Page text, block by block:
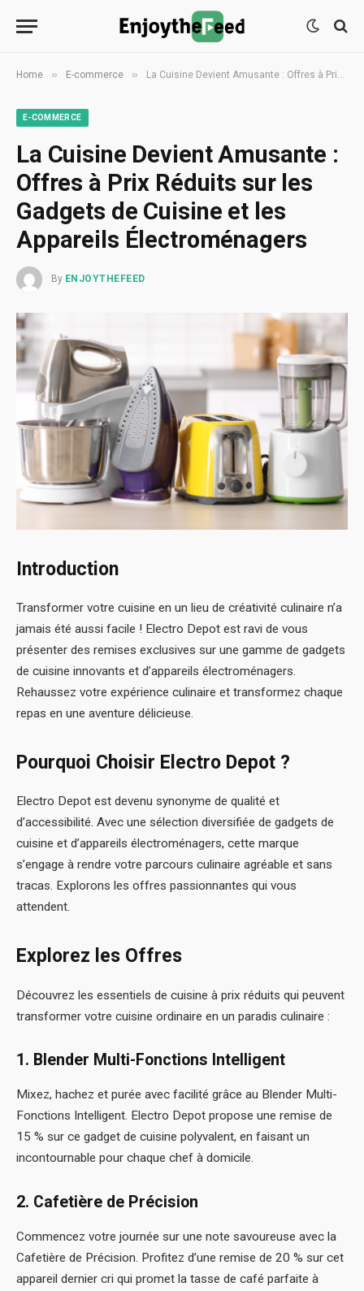
Home » E-commerce » La Cuisine Devient Amusante : Offres à Prix Réduits sur les Gadgets de Cuisine et les Appareils Électroménagers
E-COMMERCE
La Cuisine Devient Amusante :
Offres à Prix Réduits sur les
Gadgets de Cuisine et les
Appareils Électroménagers
By ENJOYTHEFEED
Introduction
Transformer votre cuisine en un lieu de créativité culinaire n’a
jamais été aussi facile ! Electro Depot est ravi de vous
présenter des remises exclusives sur une gamme de gadgets
de cuisine innovants et d’appareils électroménagers.
Rehaussez votre expérience culinaire et transformez chaque
repas en une aventure délicieuse.
Pourquoi Choisir Electro Depot ?
Electro Depot est devenu synonyme de qualité et
d’accessibilité. Avec une sélection diversifiée de gadgets de
cuisine et d’appareils électroménagers, cette marque
s’engage à rendre votre parcours culinaire agréable et sans
tracas. Explorons les offres passionnantes qui vous
attendent.
Explorez les Offres
Découvrez les essentiels de cuisine à prix réduits qui peuvent
transformer votre cuisine ordinaire en un paradis culinaire :
1. Blender Multi-Fonctions Intelligent
Mixez, hachez et purée avec facilité grâce au Blender Multi-
Fonctions Intelligent. Electro Depot propose une remise de
15 % sur ce gadget de cuisine polyvalent, en faisant un
incontournable pour chaque chef à domicile.
2. Cafetière de Précision
Commencez votre journée sur une note savoureuse avec la
Cafetière de Précision. Profitez d’une remise de 20 % sur cet
appareil dernier cri qui promet la tasse de café parfaite à